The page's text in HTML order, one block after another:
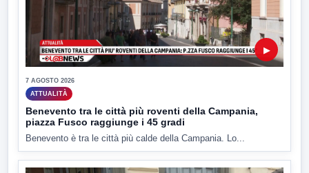
▶
7 AGOSTO 2026
ATTUALITÀ
Benevento tra le città più roventi della Campania,
piazza Fusco raggiunge i 45 gradi
Benevento è tra le città più calde della Campania. Lo...